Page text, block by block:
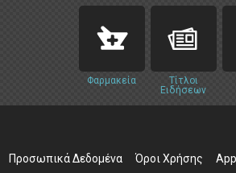
Φαρμακεία
Τίτλοι
Ειδήσεων
Προσωπικά Δεδομένα Όροι Χρήσης